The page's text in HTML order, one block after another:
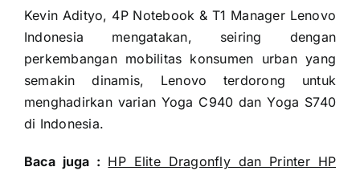
Kevin Adityo, 4P Notebook & T1 Manager Lenovo
Indonesia mengatakan, seiring dengan
perkembangan mobilitas konsumen urban yang
semakin dinamis, Lenovo terdorong untuk
menghadirkan varian Yoga C940 dan Yoga S740
di Indonesia.
Baca juga : HP Elite Dragonfly dan Printer HP